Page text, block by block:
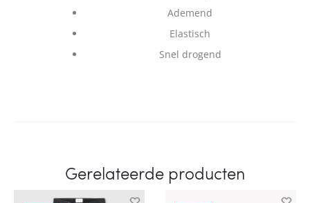
Ademend
Elastisch
Snel drogend
Gerelateerde producten